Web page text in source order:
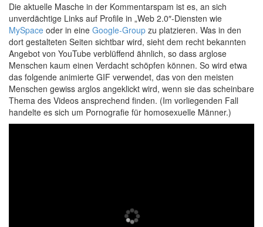
Die aktuelle Masche in der Kommentarspam ist es, an sich
unverdächtige Links auf Profile in „Web 2.0″-Diensten wie
MySpace oder in eine Google-Group zu platzieren. Was in den
dort gestalteten Seiten sichtbar wird, sieht dem recht bekannten
Angebot von YouTube verblüffend ähnlich, so dass arglose
Menschen kaum einen Verdacht schöpfen können. So wird etwa
das folgende animierte GIF verwendet, das von den meisten
Menschen gewiss arglos angeklickt wird, wenn sie das scheinbare
Thema des Videos ansprechend finden. (Im vorliegenden Fall
handelte es sich um Pornografie für homosexuelle Männer.)